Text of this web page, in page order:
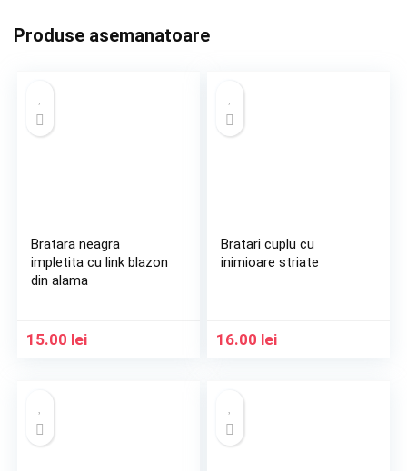
Produse asemanatoare
Bratara neagra
impletita cu link blazon
din alama
15.00 lei
Bratari cuplu cu
inimioare striate
16.00 lei